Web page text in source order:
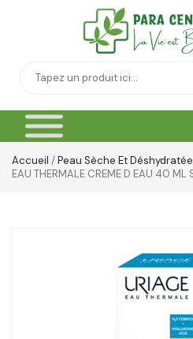
Accueil /Peau Sèche Et Déshydratée
EAU THERMALE CREME D EAU 40 ML